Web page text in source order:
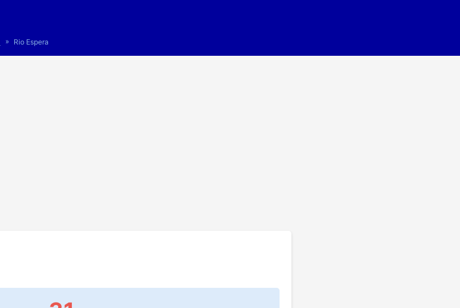
» Rio Espera